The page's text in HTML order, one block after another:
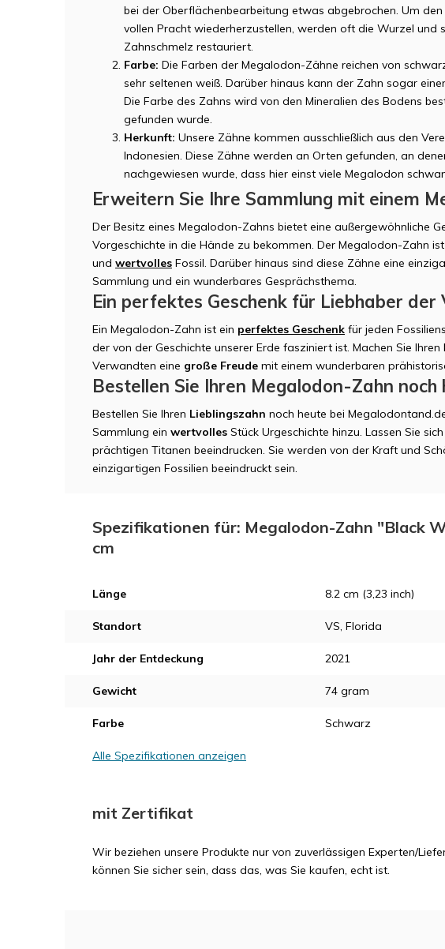
bei der Oberflächenbearbeitung etwas abgebrochen. Um
vollen Pracht wiederherzustellen, werden oft die Wurzel und
Zahnschmelz restauriert.
Farbe: Die Farben der Megalodon-Zähne reichen von
sehr seltenen weiß. Darüber hinaus kann der Zahn sogar
Die Farbe des Zahns wird von den Mineralien des Bodens
gefunden wurde.
Herkunft: Unsere Zähne kommen ausschließlich aus den
Indonesien. Diese Zähne werden an Orten gefunden, an
nachgewiesen wurde, dass hier einst viele Megalodon
Erweitern Sie Ihre Sammlung mit einem
Der Besitz eines Megalodon-Zahns bietet eine außergewöhnliche
Vorgeschichte in die Hände zu bekommen. Der Megalodon-Zahn
und wertvolles Fossil. Darüber hinaus sind diese Zähne eine
Sammlung und ein wunderbares Gesprächsthema.
Ein perfektes Geschenk für Liebhaber der
Ein Megalodon-Zahn ist ein perfektes Geschenk für jeden
der von der Geschichte unserer Erde fasziniert ist. Machen Sie Ihren
Verwandten eine große Freude mit einem wunderbaren
Bestellen Sie Ihren Megalodon-Zahn noch
Bestellen Sie Ihren Lieblingszahn noch heute bei
Sammlung ein wertvolles Stück Urgeschichte hinzu. Lassen Sie
prächtigen Titanen beeindrucken. Sie werden von der Kraft und
einzigartigen Fossilien beeindruckt sein.
Spezifikationen für: Megalodon-Zahn "Black
cm
Länge 8.2 cm (3,23 inch)
Standort VS, Florida
Jahr der Entdeckung 2021
Gewicht 74 gram
Farbe Schwarz
Alle Spezifikationen anzeigen
mit Zertifikat
Wir beziehen unsere Produkte nur von zuverlässigen Experten/
können Sie sicher sein, dass das, was Sie kaufen, echt ist.